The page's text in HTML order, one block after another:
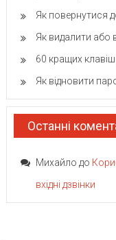
Як повернутися
Як видалити або
60 кращих
Як відновити
Останні
Михайло до
вхідні дзвінки